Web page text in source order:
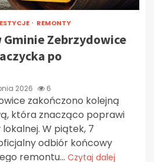
REMONTY
Zebrzydowice
po
2026 6
zakończono kolejną
która znacząco poprawi
W piątek, 7
odbiór końcowy
remontu... Czytaj dalej